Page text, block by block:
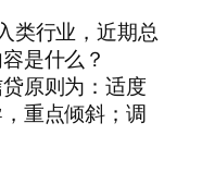
类行业，近期总
是什么？
原则为：适度
重点倾斜；调